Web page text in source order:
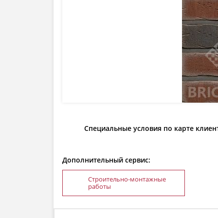
Специальные условия по карте
Дополнительный сервис:
Строительно-монтажные
работы